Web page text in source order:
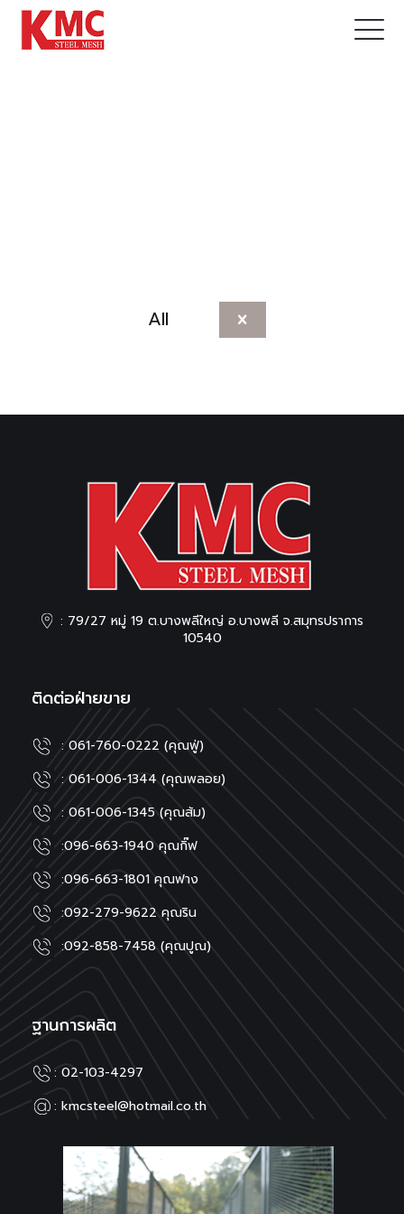
All
: 79/27 หมู่ 19 ต.บางพลีใหญ่ อ.บางพลี จ.สมุทรปราการ
10540
ติดต่อฝ่ายขาย
: 061-760-0222 (คุณฟู่)
: 061-006-1344 (คุณพลอย)
: 061-006-1345 (คุณส้ม)
:096-663-1940 คุณกิ๊ฟ
:096-663-1801 คุณฟาง
:092-279-9622 คุณริน
:092-858-7458 (คุณปูณ)
ฐานการผลิต
: 02-103-4297
: kmcsteel@hotmail.co.th